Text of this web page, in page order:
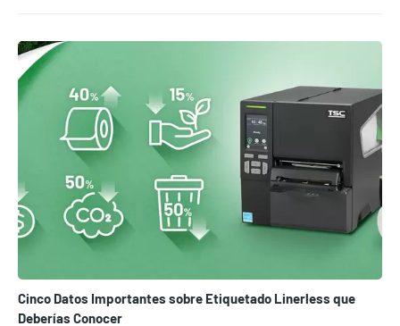
Cinco Datos Importantes sobre Etiquetado Linerless que
Deberías Conocer